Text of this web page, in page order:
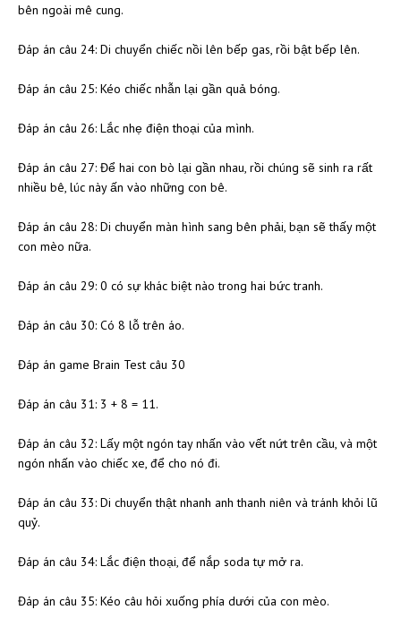
bên ngoài mê cung.
Đáp án câu 24: Di chuyển chiếc nồi lên bếp gas, rồi bật bếp lên.
Đáp án câu 25: Kéo chiếc nhẫn lại gần quả bóng.
Đáp án câu 26: Lắc nhẹ điện thoại của mình.
Đáp án câu 27: Để hai con bò lại gần nhau, rồi chúng sẽ sinh ra rất
nhiều bê, lúc này ấn vào những con bê.
Đáp án câu 28: Di chuyển màn hình sang bên phải, bạn sẽ thấy một
con mèo nữa.
Đáp án câu 29: 0 có sự khác biệt nào trong hai bức tranh.
Đáp án câu 30: Có 8 lỗ trên áo.
Đáp án game Brain Test câu 30
Đáp án câu 31: 3 + 8 = 11.
Đáp án câu 32: Lấy một ngón tay nhấn vào vết nứt trên cầu, và một
ngón nhấn vào chiếc xe, để cho nó đi.
Đáp án câu 33: Di chuyển thật nhanh anh thanh niên và tránh khỏi lũ
quỷ.
Đáp án câu 34: Lắc điện thoại, để nắp soda tự mở ra.
Đáp án câu 35: Kéo câu hỏi xuống phía dưới của con mèo.